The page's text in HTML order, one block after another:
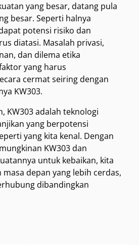
yang besar, datang pula
besar. Seperti halnya
potensi risiko dan
diatasi. Masalah privasi,
dan dilema etika
yang harus
cermat seiring dengan
KW303.
KW303 adalah teknologi
yang berpotensi
yang kita kenal. Dengan
KW303 dan
untuk kebaikan, kita
depan yang lebih cerdas,
dibandingkan